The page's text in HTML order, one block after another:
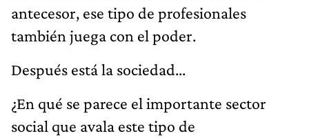
antecesor, ese tipo de profesionales
también juega con el poder.
Después está la sociedad...
¿En qué se parece el importante sector
social que avala este tipo de